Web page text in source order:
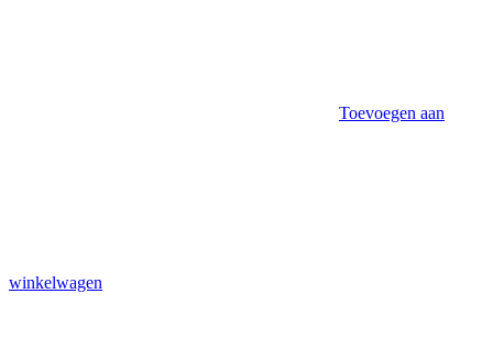
Toevoegen aan
winkelwagen